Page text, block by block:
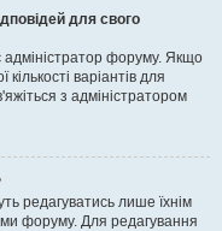
для свого
адміністратор форуму. Якщо
варіантів для
з адміністратором
редагуватись лише їхнім
форуму. Для редагування